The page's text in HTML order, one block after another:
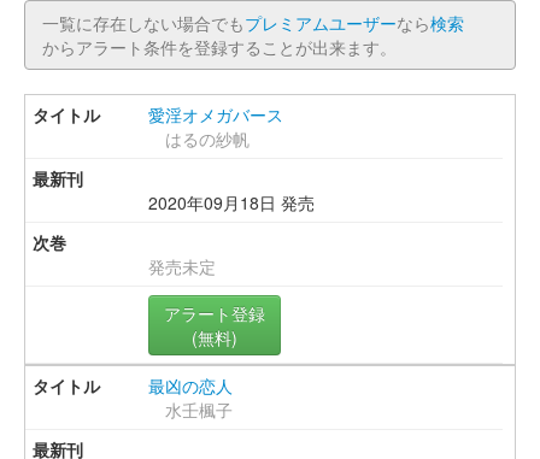
一覧に存在しない場合でもプレミアムユーザーなら検索
からアラート条件を登録することが出来ます。
愛淫オメガバース
はるの紗帆
2020年09月18日 発売
発売未定
アラート登録
(無料)
最凶の恋人
水壬楓子